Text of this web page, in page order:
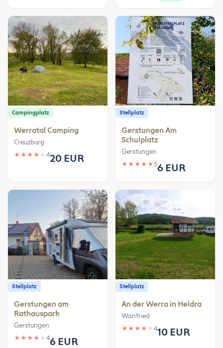
Campingplatz
Werratal Camping
Creuzburg
★ ★ ★ ★ ★ 420 EUR
Stellplatz
Gerstungen Am
Schulplatz
Gerstungen
★ ★ ★ ★ ★56 EUR
Stellplatz
Gerstungen am
Rathauspark
Gerstungen
★ ★ ★ ★ ★ 46 EUR
Stellplatz
An der Werra in Heldra
Wanfried
★ ★ ★ ★ ★ 410 EUR